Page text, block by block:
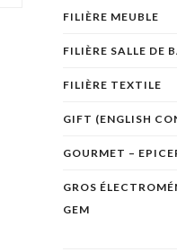
FILIÈRE MEUBLE
FILIÈRE SALLE DE
FILIÈRE TEXTILE
GIFT (ENGLISH
GOURMET –
GROS
GEM